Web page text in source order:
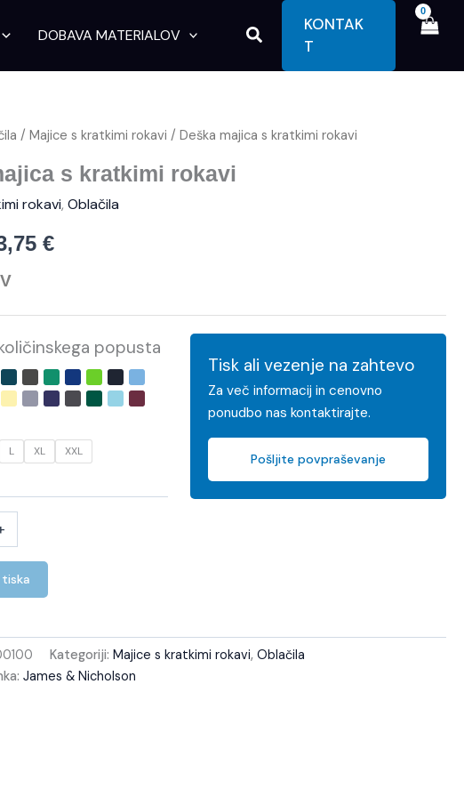
DOBAVA MATERIALOV Search
KONTAK
T
/Majice s kratkimi rokavi / Deška majica s kratkimi rokavi
s kratkimi rokavi
rokavi,Oblačila
€
Cenovni
razpon:
od
2,89 €
3,75 €
popusta
L XL XXL
Tisk ali vezenje na zahtevo
Za več informacij in cenovno
ponudbo nas kontaktirajte.
Pošljite povpraševanje
Kategoriji: Majice s kratkimi rokavi,Oblačila
James & Nicholson